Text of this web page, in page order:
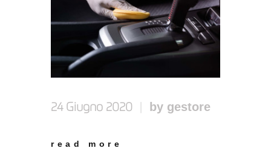
24 Giugno 2020 by gestore
read more